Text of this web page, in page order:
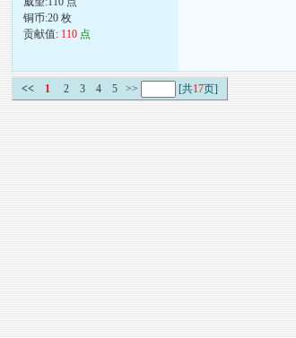
铜币:20 枚
贡献值: 110 点
<< 1 2 3 4 5 >> [共17页]